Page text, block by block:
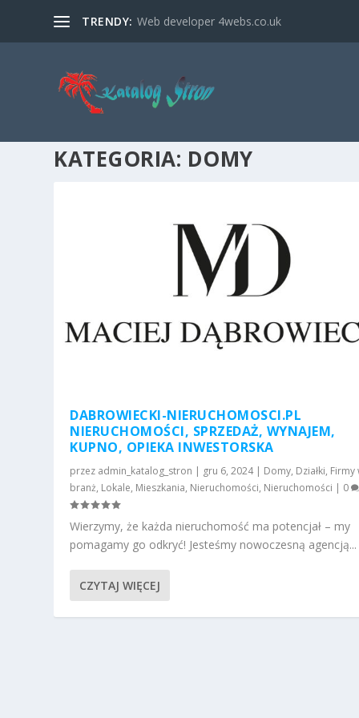
TRENDY: Web developer 4webs.co.uk
KATEGORIA: DOMY
DABROWIECKI-NIERUCHOMOSCI.PL
NIERUCHOMOŚCI, SPRZEDAŻ, WYNAJEM,
KUPNO, OPIEKA INWESTORSKA
przez admin_katalog_stron | gru 6, 2024| Domy, Działki, Firmy
branż, Lokale, Mieszkania, Nieruchomości, Nieruchomości | 0
Wierzymy, że każda nieruchomość ma potencjał – my
pomagamy go odkryć! Jesteśmy nowoczesną agencją...
CZYTAJ WIĘCEJ